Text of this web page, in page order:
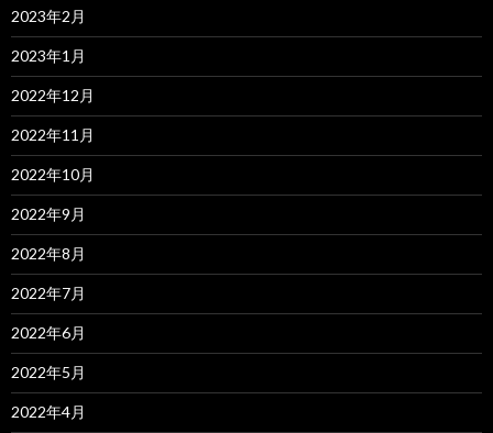
2023年2月
2023年1月
2022年12月
2022年11月
2022年10月
2022年9月
2022年8月
2022年7月
2022年6月
2022年5月
2022年4月